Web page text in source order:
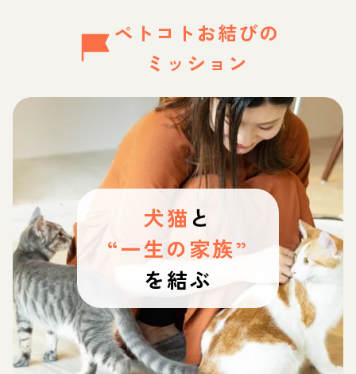
ペトコトお結びの
ミッション
犬猫 と
“一生の家族”
を結ぶ